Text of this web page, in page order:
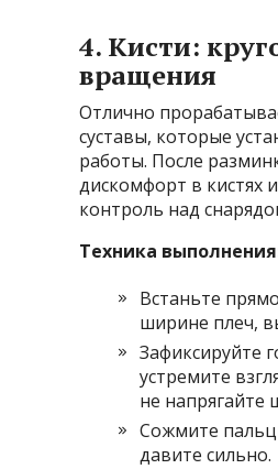
4. Кисти:
вращения
Отлично
суставы, которые
работы. После
дискомфорт в кистях
контроль над
Техника
Встаньте
ширине плеч,
Зафиксируйте
устремите
не напрягайте
Сожмите
давите сильно.